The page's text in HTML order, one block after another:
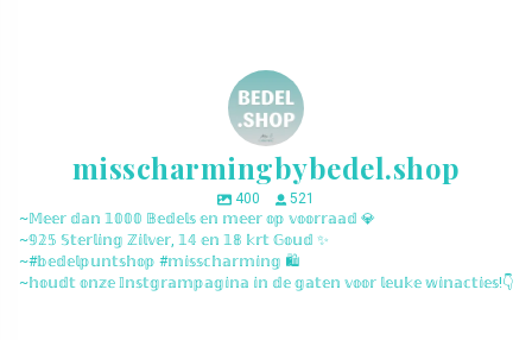
misscharmingbybedel.shop
400
521
~𝕄𝕖𝕖𝕣 𝕕𝕒𝕟 𝟙𝟘𝟘𝟘 𝔹𝕖𝕕𝕖𝕝𝕤 𝕖𝕟 𝕞𝕖𝕖𝕣 𝕠𝕡 𝕧𝕠𝕠𝕣𝕣𝕒𝕒𝕕 💎
~𝟡𝟚𝟝 𝕊𝕥𝕖𝕣𝕝𝕚𝕟𝕘 ℤ𝕚𝕝𝕧𝕖𝕣, 𝟙𝟜 𝕖𝕟 𝟙𝟠 𝕜𝕣𝕥 𝔾𝕠𝕦𝕕 ✨
~#𝕓𝕖𝕕𝕖𝕝𝕡𝕦𝕟𝕥𝕤𝕙𝕠𝕡 #𝕞𝕚𝕤𝕤𝕔𝕙𝕒𝕣𝕞𝕚𝕟𝕘 🛍️
~𝕙𝕠𝕦𝕕𝕥 𝕠𝕟𝕫𝕖 𝕀𝕟𝕤𝕥𝕘𝕣𝕒𝕞𝕡𝕒𝕘𝕚𝕟𝕒 𝕚𝕟 𝕕𝕖 𝕘𝕒𝕥𝕖𝕟 𝕧𝕠𝕠𝕣 𝕝𝕖𝕦𝕜𝕖 𝕨𝕚𝕟𝕒𝕔𝕥𝕚𝕖𝕤!👇